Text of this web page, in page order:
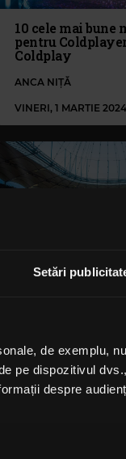
Setări
de exemplu,
pe dispozitivul
despre
10 cele mai bune
pentru
Coldplay
ANCA NIȚĂ
VINERI, 1 MARTIE 2024
pentru
și fraudelor cu
Coldplay
VINERI, 20